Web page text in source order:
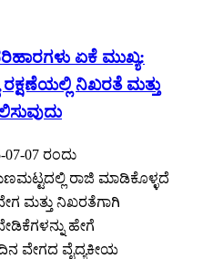
ಏಕೆ ಮುಖ್ಯ:
ನಿಖರತೆ ಮತ್ತು
07 ರಂದು
ರಾಜಿ ಮಾಡಿಕೊಳ್ಳದೆ
ಮತ್ತು ನಿಖರತೆಗಾಗಿ
ಹೇಗೆ
ವೇಗದ ವೈದ್ಯಕೀಯ